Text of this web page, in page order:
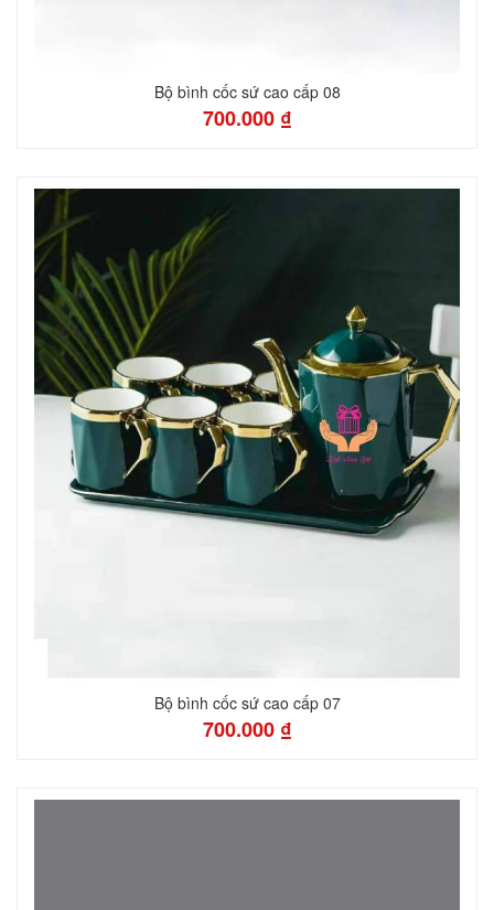
Bộ bình cốc sứ cao cấp 08
700.000 ₫
Bộ bình cốc sứ cao cấp 07
700.000 ₫